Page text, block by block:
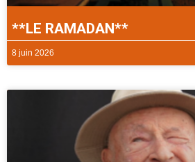
**LE RAMADAN**
8 juin 2026